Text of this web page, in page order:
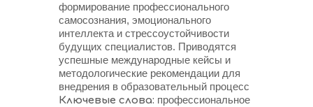
формирование профессионального
самосознания, эмоционального
интеллекта и стрессоустойчивости
будущих специалистов. Приводятся
успешные международные кейсы и
методологические рекомендации для
внедрения в образовательный процесс
Ключевые слова: профессиональное